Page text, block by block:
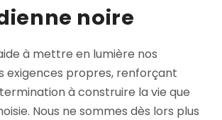
noire
à mettre en lumière nos
exigences propres, renforçant
à construire la vie que
Nous ne sommes dès lors plus